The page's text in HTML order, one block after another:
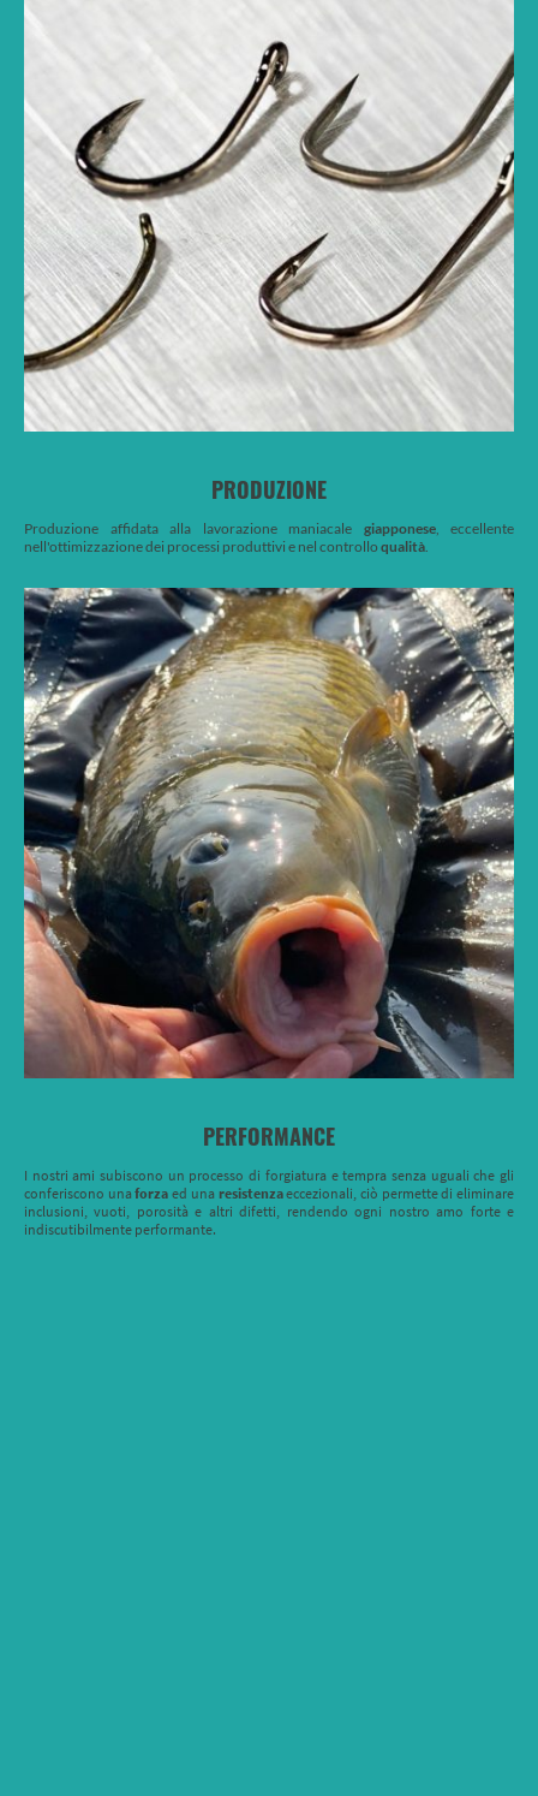
PRODUZIONE
Produzione affidata alla lavorazione maniacale giapponese, eccellente
nell'ottimizzazione dei processi produttivi e nel controllo qualità
PERFORMANCE
I nostri ami subiscono un processo di forgiatura e tempra senza uguali che gli
conferiscono unaforza ed una resistenzaeccezionali, ciò permette di eliminare
inclusioni, vuoti, porosità e altri difetti, rendendo ogni nostro amo forte e
indiscutibilmente performante.